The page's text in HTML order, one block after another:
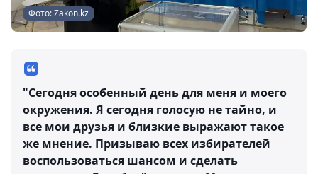
Фото: Zakon.kz
"Сегодня особенный день для меня и моего
окружения. Я сегодня голосую не тайно, и
все мои друзья и близкие выражают такое
же мнение. Призываю всех избирателей
воспользоваться шансом и сделать